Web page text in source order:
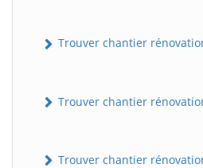
Trouver chantier
Trouver chantier
Trouver chantier